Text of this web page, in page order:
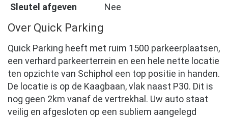
Sleutel afgeven
Nee
Over Quick Parking
Quick Parking heeft met ruim 1500 parkeerplaatsen,
een verhard parkeerterrein en een hele nette locatie
ten opzichte van Schiphol een top positie in handen.
De locatie is op de Kaagbaan, vlak naast P30. Dit is
nog geen 2km vanaf de vertrekhal. Uw auto staat
veilig en afgesloten op een subliem aangelegd